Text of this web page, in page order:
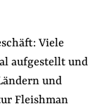
Viele
aufgestellt und
und
Fleishman